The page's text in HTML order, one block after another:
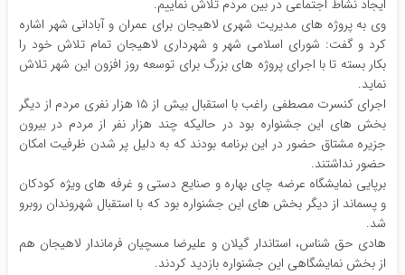
ایجاد نشاط اجتماعی در بین مردم تلاش نماییم.
وی به پروژه های مدیریت شهری لاهیجان برای عمران و آبادانی شهر اشاره
کرد و گفت: شورای اسلامی شهر و شهرداری لاهیجان تمام تلاش خود را
بکار بسته تا با اجرای پروژه های بزرگ برای توسعه روز افزون این شهر تلاش
نماید.
اجرای کنسرت مصطفی راغب با استقبال بیش از ۱۵ هزار نفری مردم از دیگر
بخش های این جشنواره بود در حالیکه چند هزار نفر از مردم در بیرون
جزیره مشتاق حضور در این برنامه بودند که به دلیل پر شدن ظرفیت امکان
حضور نداشتند.
برپایی نمایشگاه عرضه چای بهاره و صنایع دستی و غرفه های ویژه کودکان
و پسماند از دیگر بخش های این جشنواره بود که با استقبال شهروندان روبرو
شد.
هادی حق شناس، استاندار گیلان و علیرضا مسچیان فرماندار لاهیجان هم
از بخش نمایشگاهی این جشنواره بازدید کردند.